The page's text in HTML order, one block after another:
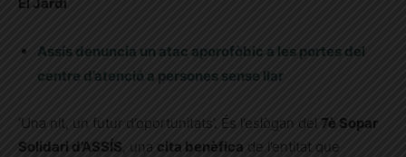
Assís denuncia un atac aporofòbic a les portes del
centre d’atenció a persones sense llar
‘Una nit, un futur d’oportunitats’. És l’eslògan del 7è Sopar
Solidari d’ASSÍS , una cita benèfica de l’entitat que